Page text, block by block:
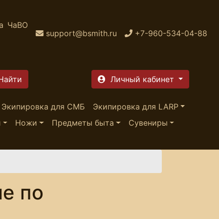
ЧаВО
support@bsmith.ru
+7-960-534-04-88
Личный кабинет
Экипировка для СМБ
Экипировка для LARP
Ножи Предметы быта Сувениры
по